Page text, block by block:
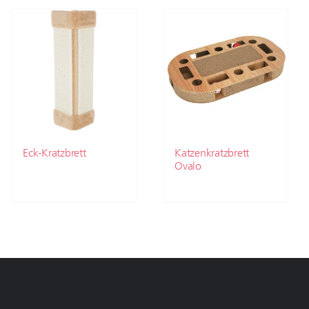
Eck-Kratzbrett
Katzenkratzbrett
Ovalo